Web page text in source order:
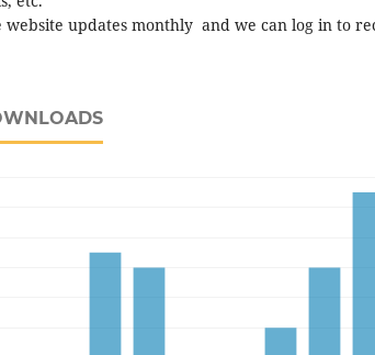
website updates monthly and we can log in to